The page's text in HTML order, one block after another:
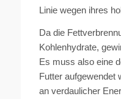
Linie wegen ihres
Da die
Kohlenhydrate,
Es muss also eine
Futter aufgewendet
an verdaulicher